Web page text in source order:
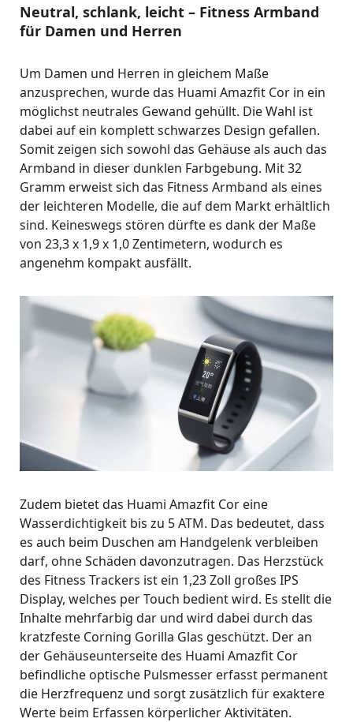
Neutral, schlank, leicht – Fitness Armband
für Damen und Herren
Um Damen und Herren in gleichem Maße
anzusprechen, wurde das Huami Amazfit Cor in ein
möglichst neutrales Gewand gehüllt. Die Wahl ist
dabei auf ein komplett schwarzes Design gefallen.
Somit zeigen sich sowohl das Gehäuse als auch das
Armband in dieser dunklen Farbgebung. Mit 32
Gramm erweist sich das Fitness Armband als eines
der leichteren Modelle, die auf dem Markt erhältlich
sind. Keineswegs stören dürfte es dank der Maße
von 23,3 x 1,9 x 1,0 Zentimetern, wodurch es
angenehm kompakt ausfällt.
Zudem bietet das Huami Amazfit Cor eine
Wasserdichtigkeit bis zu 5 ATM. Das bedeutet, dass
es auch beim Duschen am Handgelenk verbleiben
darf, ohne Schäden davonzutragen. Das Herzstück
des Fitness Trackers ist ein 1,23 Zoll großes IPS
Display, welches per Touch bedient wird. Es stellt die
Inhalte mehrfarbig dar und wird dabei durch das
kratzfeste Corning Gorilla Glas geschützt. Der an
der Gehäuseunterseite des Huami Amazfit Cor
befindliche optische Pulsmesser erfasst permanent
die Herzfrequenz und sorgt zusätzlich für exaktere
Werte beim Erfassen körperlicher Aktivitäten.